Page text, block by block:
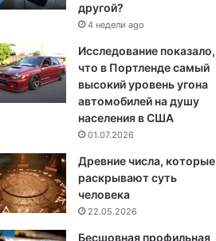
другой?
4 недели ago
Исследование показало,
что в Портленде самый
высокий уровень угона
автомобилей на душу
населения в США
01.07.2026
Древние числа, которые
раскрывают суть
человека
22.05.2026
Бесшовная профильная